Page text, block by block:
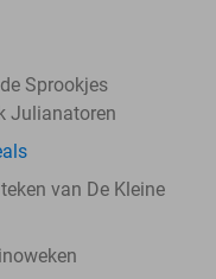
Sprookjes
Julianatoren
van De Kleine